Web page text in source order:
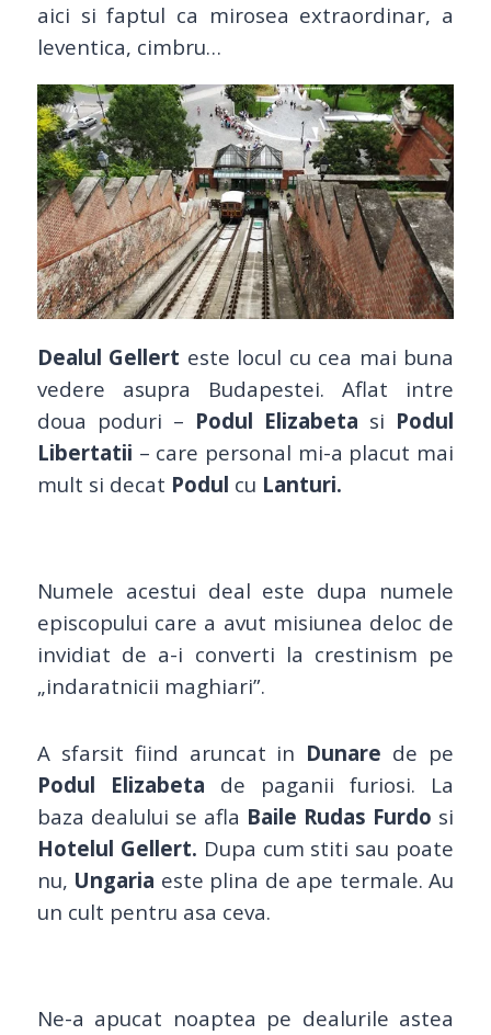
aici si faptul ca mirosea extraordinar, a
leventica, cimbru…
Dealul Gellert este locul cu cea mai buna
vedere asupra Budapestei. Aflat intre
doua poduri – Podul Elizabeta si Podul
Libertatii – care personal mi-a placut mai
mult si decat Podul cu Lanturi.
Numele acestui deal este dupa numele
episcopului care a avut misiunea deloc de
invidiat de a-i converti la crestinism pe
„indaratnicii maghiari”.
A sfarsit fiind aruncat in Dunare de pe
Podul Elizabeta de paganii furiosi. La
baza dealului se afla Baile Rudas Furdo si
Hotelul Gellert. Dupa cum stiti sau poate
nu, Ungaria este plina de ape termale. Au
un cult pentru asa ceva.
Ne-a apucat noaptea pe dealurile astea